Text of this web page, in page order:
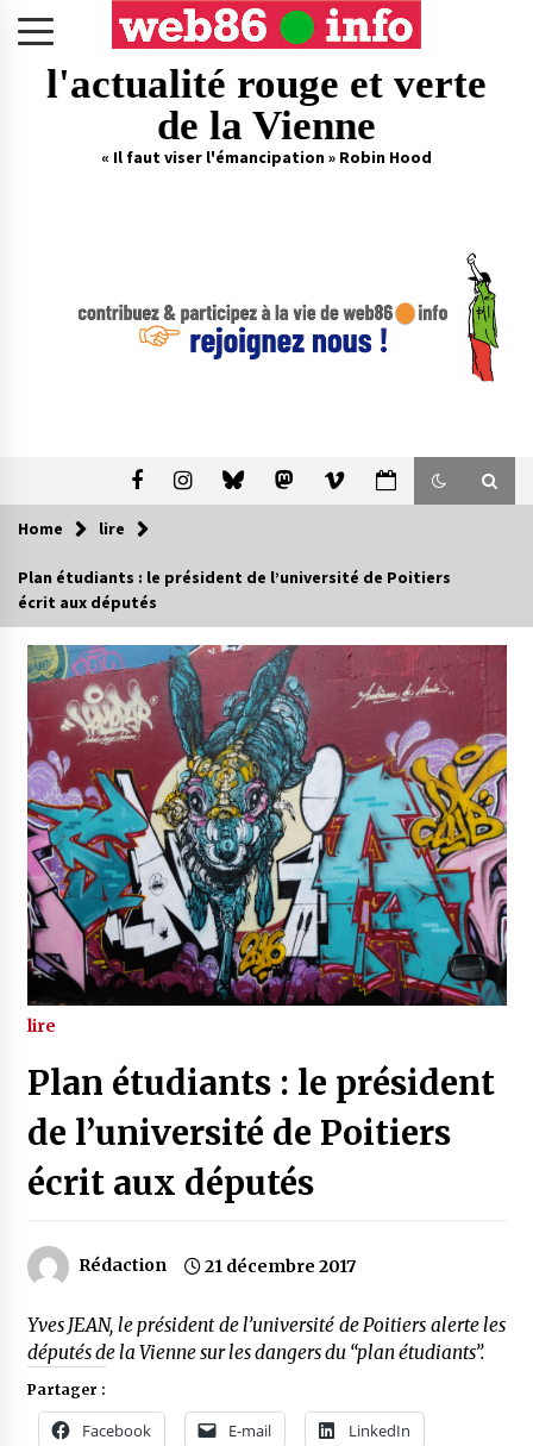
l'actualité rouge et verte
de la Vienne
« Il faut viser l'émancipation » Robin Hood
Home lire
Plan étudiants : le président de l’université de Poitiers
écrit aux députés
lire
Plan étudiants : le président
de l’université de Poitiers
écrit aux députés
Rédaction 21 décembre 2017
Yves JEAN, le président de l’université de Poitiers alerte les
députés de la Vienne sur les dangers du “plan étudiants”.
Partager :
Facebook E-mail LinkedIn